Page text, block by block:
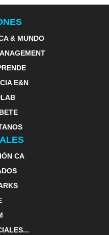
& MUNDO
E&N
CA